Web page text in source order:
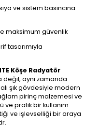
ve sistem basıncına
maksimum güvenlik
tasarımıyla
Köşe Radyatör
aynı zamanda
şık gövdesiyle modern
pirinç malzemesi ve
ve pratik bir kullanım
ve işlevselliği bir araya